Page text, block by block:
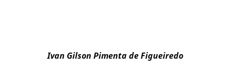
Ivan Gilson Pimenta de Figueiredo